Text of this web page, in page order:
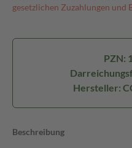
gesetzlichen Zuzahlungen und
PZN:
Hersteller:
Beschreibung